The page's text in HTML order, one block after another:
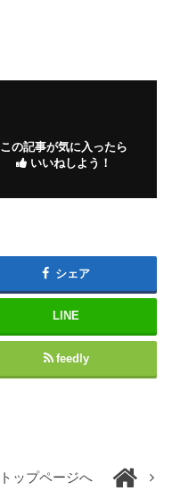
この記事が気に入ったら
いいねしよう！
シェア
LINE
feedly
トップページへ